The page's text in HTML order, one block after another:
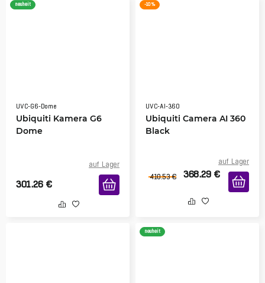
neuheit
UVC-G6-Dome
Ubiquiti Kamera G6
Dome
auf Lager
301.26 €
-10 %
UVC-AI-360
Ubiquiti Camera AI 360
Black
auf Lager
410.53 € 368.29 €
neuheit